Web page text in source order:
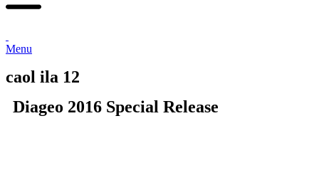
Menu
caol ila 12
Diageo 2016 Special Release